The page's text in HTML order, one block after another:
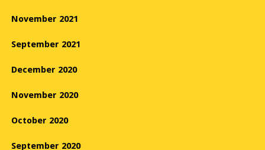
November 2021
September 2021
December 2020
November 2020
October 2020
September 2020